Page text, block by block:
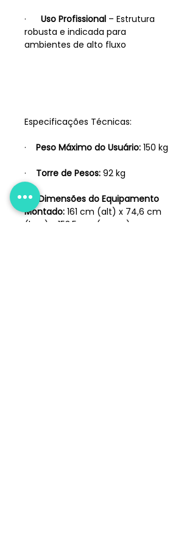
· Uso Profissional – Estrutura
robusta e indicada para
ambientes de alto fluxo
Especificações Técnicas:
· Peso Máximo do Usuário: 150 kg
· Torre de Pesos: 92 kg
· Dimensões do Equipamento
Montado: 161 cm (alt) x 74,6 cm
(larg) x 153,5 cm (comp)